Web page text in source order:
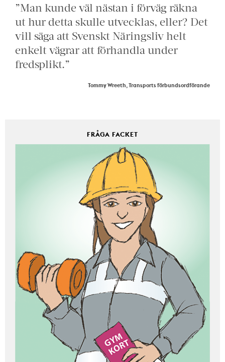
”Man kunde väl nästan i förväg räkna
ut hur detta skulle utvecklas, eller? Det
vill säga att Svenskt Näringsliv helt
enkelt vägrar att förhandla under
fredsplikt.”
Tommy Wreeth, Transports förbundsordförande
FRÅGA FACKET